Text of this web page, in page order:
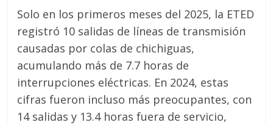
Solo en los primeros meses del 2025, la ETED
registró 10 salidas de líneas de transmisión
causadas por colas de chichiguas,
acumulando más de 7.7 horas de
interrupciones eléctricas. En 2024, estas
cifras fueron incluso más preocupantes, con
14 salidas y 13.4 horas fuera de servicio,